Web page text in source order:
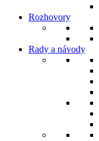
Rozhovory
Rady a návody